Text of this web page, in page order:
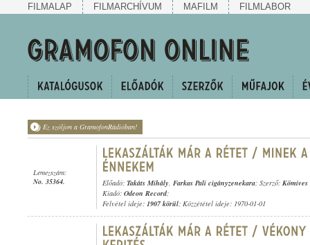
FILMALAP FILMARCHÍVUM MAFILM FILMLABOR
Ez szóljon a GramofonRádióban!
Lemezszám:
No. 35364.
Előadó: Takáts Mihály, Farkas Pali cigányzenekara; Szerző:
Kiadó: Odeon Record;
Felvétel ideje: 1907 körül; Közzététel ideje: 1970-01-01